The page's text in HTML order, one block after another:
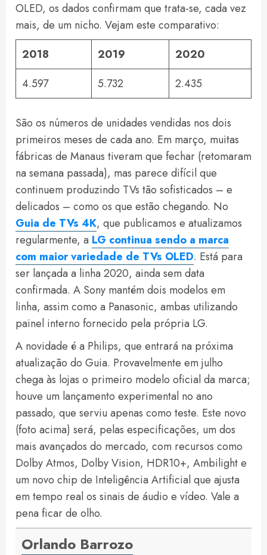
OLED, os dados confirmam que trata-se, cada vez
mais, de um nicho. Vejam este comparativo:
2018
2019
2020
4.597
5.732 2.435
São os números de unidades vendidas nos dois
primeiros meses de cada ano. Em março, muitas
fábricas de Manaus tiveram que fechar (retomaram
na semana passada), mas parece difícil que
continuem produzindo TVs tão sofisticados – e
delicados – como os que estão chegando. No
Guia de TVs 4K, que publicamos e atualizamos
regularmente, a LG continua sendo a marca
com maior variedade de TVs OLED. Está para
ser lançada a linha 2020, ainda sem data
confirmada. A Sony mantém dois modelos em
linha, assim como a Panasonic, ambas utilizando
painel interno fornecido pela própria LG.
A novidade é a Philips, que entrará na próxima
atualização do Guia. Provavelmente em julho
chega às lojas o primeiro modelo oficial da marca;
houve um lançamento experimental no ano
passado, que serviu apenas como teste. Este novo
(foto acima) será, pelas especificações, um dos
mais avançados do mercado, com recursos como
Dolby Atmos, Dolby Vision, HDR10+, Ambilight e
um novo chip de Inteligência Artificial que ajusta
em tempo real os sinais de áudio e vídeo. Vale a
pena ficar de olho.
Orlando Barrozo